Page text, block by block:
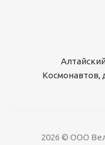
Космонавтов,
2026 © ООО